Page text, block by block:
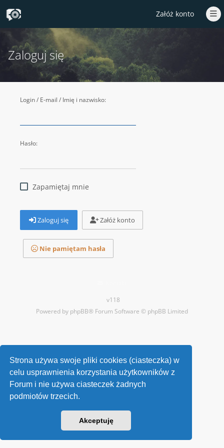
Strona używa swoje pliki cookies (ciasteczka) w
celu usprawnienia korzystania użytkowników z
Forum i nie używa ciasteczek żadnych
podmiotów trzecich.
Akceptuję
Załóż konto
Zaloguj się
Login / E-mail / Imię i nazwisko:
Hasło:
Zapamiętaj mnie
Zaloguj się Załóż konto
Nie pamiętam hasła
v118
Powered by phpBB® Forum Software © phpBB Limited